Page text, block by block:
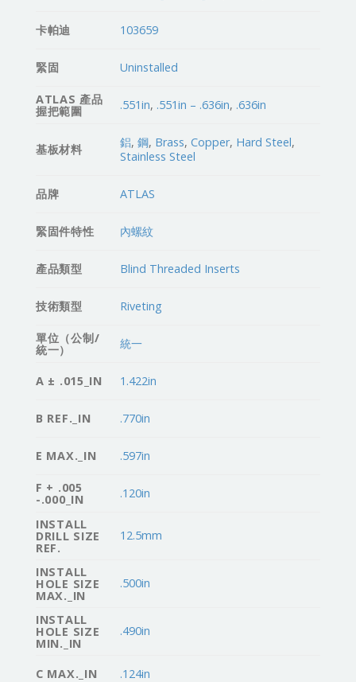
卡帕迪 103659
緊固 Uninstalled
ATLAS 產品
握把範圍 .551in, .551in – .636in, .636in
基板材料 鋁,鋼, Brass,Copper, Hard Steel,
Stainless Steel
品牌 ATLAS
緊固件特性 內螺紋
產品類型 Blind Threaded Inserts
技術類型 Riveting
單位（公制/
統一） 統一
A ± .015_IN 1.422in
B REF._IN .770in
E MAX._IN .597in
F + .005
-.000_IN .120in
INSTALL
DRILL SIZE
REF.
12.5mm
INSTALL
HOLE SIZE
MAX._IN
.500in
INSTALL
HOLE SIZE
MIN._IN
.490in
C MAX._IN .124in